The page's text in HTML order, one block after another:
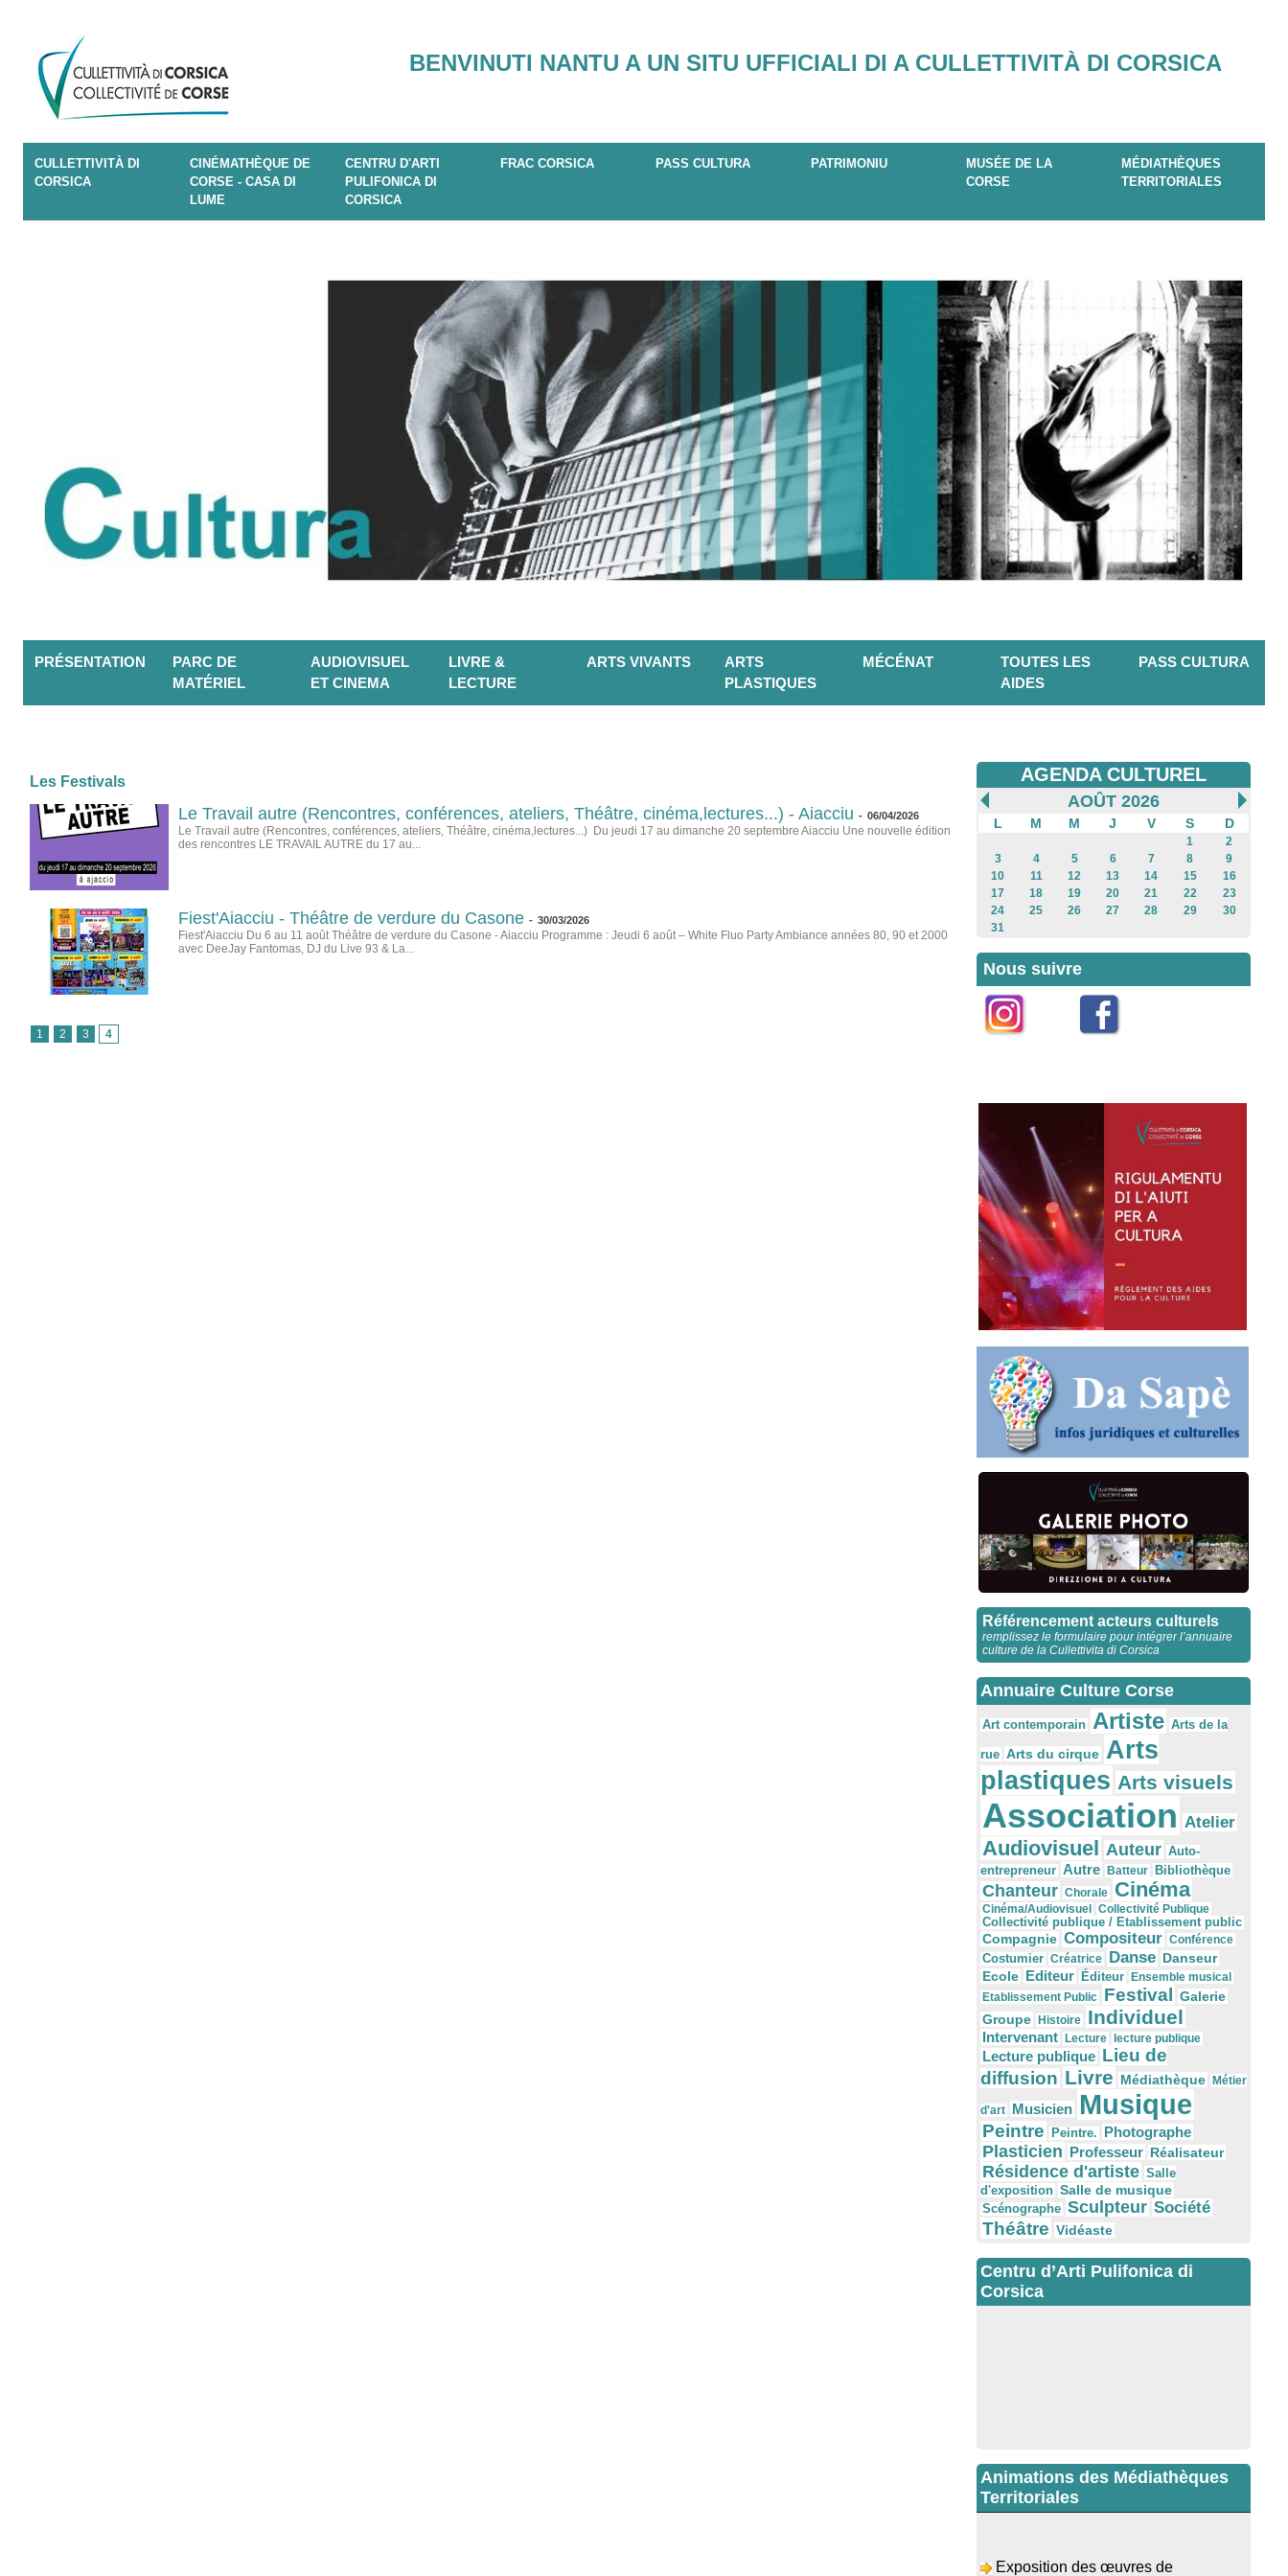
BENVINUTI NANTU A UN SITU UFFICIALI DI A CULLETTIVITÀ DI CORSICA
CULLETTIVITÀ DI
CORSICA
CINÉMATHÈQUE DE
CORSE - CASA DI
LUME
CENTRU D'ARTI
PULIFONICA DI
CORSICA
FRAC CORSICA PASS CULTURA PATRIMONIU
MUSÉE DE LA
CORSE
MÉDIATHÈQUES
TERRITORIALES
PRÉSENTATION
PARC DE
MATÉRIEL
AUDIOVISUEL
ET CINEMA
LIVRE &
LECTURE
ARTS VIVANTS
ARTS
PLASTIQUES
MÉCÉNAT
TOUTES LES
AIDES
PASS CULTURA
Les Festivals
Le Travail autre (Rencontres, conférences, ateliers, Théâtre, cinéma,lectures...) - Aiacciu - 06/04/2026
Le Travail autre (Rencontres, conférences, ateliers, Théâtre, cinéma,lectures...) Du jeudi 17 au dimanche 20 septembre Aiacciu Une nouvelle édition
des rencontres LE TRAVAIL AUTRE du 17 au...
Fiest'Aiacciu - Théâtre de verdure du Casone - 30/03/2026
Fiest'Aiacciu Du 6 au 11 août Théâtre de verdure du Casone - Aiacciu Programme : Jeudi 6 août – White Fluo Party Ambiance années 80, 90 et 2000
avec DeeJay Fantomas, DJ du Live 93 & La...
1 2 3 4
AGENDA CULTUREL
AOÛT 2026
L M M J V S D
1
2
3
4 5 6 7 8
9
10
11 12 13 14 15
16
17
18 19 20 21 22
23
24
25 26 27 28 29
30
31
Nous suivre
Référencement acteurs culturels
remplissez le formulaire pour intégrer l’annuaire
culture de la Cullettivita di Corsica
Annuaire Culture Corse
Art contemporain Artiste Arts de la
rue Arts du cirque Arts
plastiques Arts visuels
Association Atelier
Audiovisuel Auteur Auto-
entrepreneur Autre Batteur Bibliothèque
Chanteur Chorale Cinéma
Cinéma/Audiovisuel
Collectivité Publique
Collectivité publique / Etablissement public
Compagnie Compositeur Conférence
Costumier Créatrice Danse Danseur
Ecole Editeur Éditeur
Ensemble musical
Etablissement Public Festival Galerie
Groupe
Histoire Individuel
Intervenant Lecture lecture publique
Lecture publique Lieu de
diffusion Livre Médiathèque Métier
d'art Musicien Musique
Peintre Peintre. Photographe
Plasticien Professeur Réalisateur
Résidence d'artiste Salle
d'exposition Salle de musique
Scénographe Sculpteur Société
Théâtre Vidéaste
Centru d’Arti Pulifonica di
Corsica
Animations des Médiathèques
Territoriales
Dominique Malberti Morin : "Racines,